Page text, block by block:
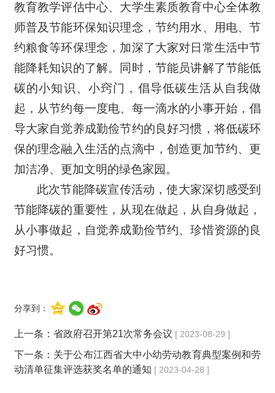
教育教学评估中心、大学生素质教育中心全体教
师普及节能环保知识理念，节约用水、用电、节
约粮食等环保理念，加深了大家对日常生活中节
能降耗知识的了解。同时，节能员讲解了节能低
碳的小知识、小窍门，倡导低碳生活从自我做
起，从节约每一度电、每一滴水的小事开始，倡
导大家自觉养成勤俭节约的良好习惯，将低碳环
保的理念融入生活的点滴中，创造更加节约、更
加洁净、更加文明的绿色家园。
此次节能降碳宣传活动，使大家深切感受到
节能降碳的重要性，从现在做起，从自身做起，
从小事做起，自觉养成勤俭节约、珍惜资源的良
好习惯。
分享到：
上一条： 省政府召开第21次常务会议 [ 2023-08-29 ]
下一条： 关于公布江西省大中小幼劳动教育典型案例和劳
动清单征集评选获奖名单的通知 [ 2023-04-28 ]